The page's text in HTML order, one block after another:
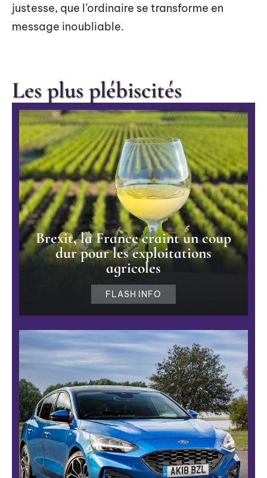
justesse, que l’ordinaire se transforme en
message inoubliable.
Les plus plébiscités
Brexit, la France craint un coup
dur pour les exploitations
agricoles
FLASH INFO